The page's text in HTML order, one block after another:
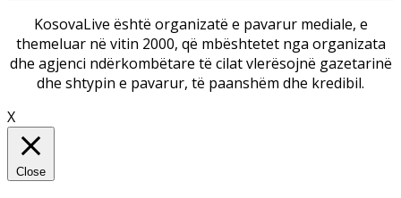
KosovaLive është organizatë e pavarur mediale, e
themeluar në vitin 2000, që mbështetet nga organizata
dhe agjenci ndërkombëtare të cilat vlerësojnë gazetarinë
dhe shtypin e pavarur, të paanshëm dhe kredibil.
X
Close